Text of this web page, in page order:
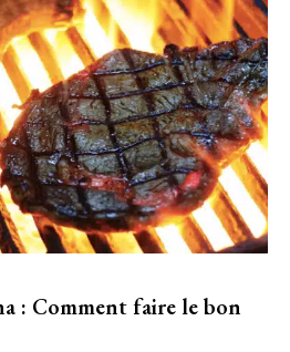
: Comment faire le bon